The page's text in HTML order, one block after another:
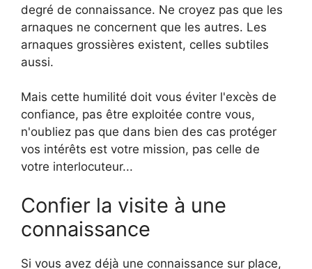
degré de connaissance. Ne croyez pas que les
arnaques ne concernent que les autres. Les
arnaques grossières existent, celles subtiles
aussi.
Mais cette humilité doit vous éviter l'excès de
confiance, pas être exploitée contre vous,
n'oubliez pas que dans bien des cas protéger
vos intérêts est votre mission, pas celle de
votre interlocuteur...
Confier la visite à une
connaissance
Si vous avez déjà une connaissance sur place,